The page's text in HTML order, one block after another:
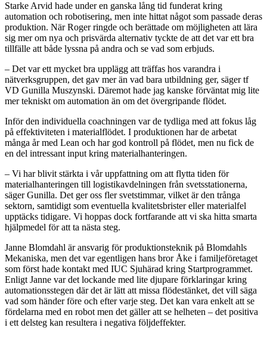
Starke Arvid hade under en ganska lång tid funderat kring
automation och robotisering, men inte hittat något som passade deras
produktion. När Roger ringde och berättade om möjligheten att lära
sig mer om nya och prisvärda alternativ tyckte de att det var ett bra
tillfälle att både lyssna på andra och se vad som erbjuds.
– Det var ett mycket bra upplägg att träffas hos varandra i
nätverksgruppen, det gav mer än vad bara utbildning ger, säger tf
VD Gunilla Muszynski. Däremot hade jag kanske förväntat mig lite
mer tekniskt om automation än om det övergripande flödet.
Inför den individuella coachningen var de tydliga med att fokus låg
på effektiviteten i materialflödet. I produktionen har de arbetat
många år med Lean och har god kontroll på flödet, men nu fick de
en del intressant input kring materialhanteringen.
– Vi har blivit stärkta i vår uppfattning om att flytta tiden för
materialhanteringen till logistikavdelningen från svetsstationerna,
säger Gunilla. Det ger oss fler svetstimmar, vilket är den trånga
sektorn, samtidigt som eventuella kvalitetsbrister eller materialfel
upptäcks tidigare. Vi hoppas dock fortfarande att vi ska hitta smarta
hjälpmedel för att ta nästa steg.
Janne Blomdahl är ansvarig för produktionsteknik på Blomdahls
Mekaniska, men det var egentligen hans bror Åke i familjeföretaget
som först hade kontakt med IUC Sjuhärad kring Startprogrammet.
Enligt Janne var det lockande med lite djupare förklaringar kring
automationsstegen där det är lätt att missa flödestänket, det vill säga
vad som händer före och efter varje steg. Det kan vara enkelt att se
fördelarna med en robot men det gäller att se helheten – det positiva
i ett delsteg kan resultera i negativa följdeffekter.